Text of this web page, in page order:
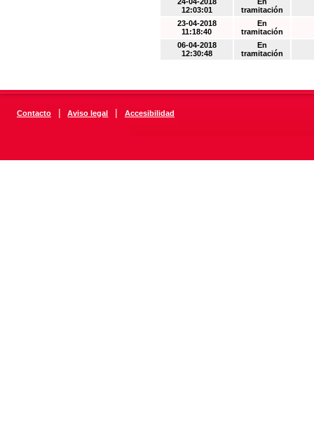
12:03:01
tramitación
23-04-2018
11:18:40
En
tramitación
06-04-2018
12:30:48
En
tramitación
Contacto | Aviso legal | Accesibilidad